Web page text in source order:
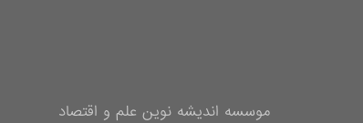
موسسه اندیشه نوین علم و اقتصاد